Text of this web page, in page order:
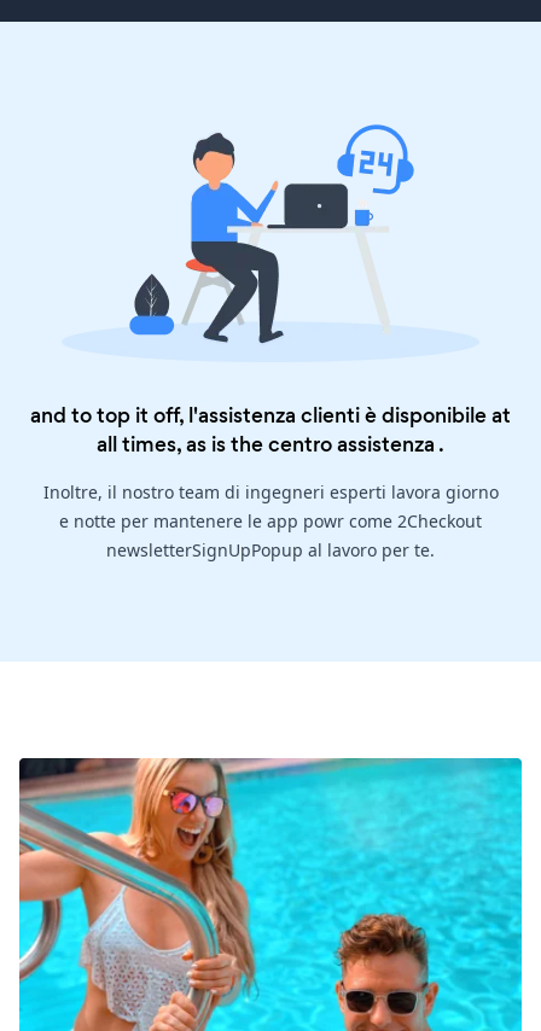
and to top it off, l'assistenza clienti è disponibile at
all times, as is thecentro assistenza .
Inoltre, il nostro team di ingegneri esperti lavora giorno
e notte per mantenere le app powr come 2Checkout
newsletterSignUpPopup al lavoro per te.